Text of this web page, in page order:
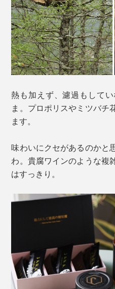
熱も加えず、濾過もして
ま。プロポリスやミツバチ
ます。
味わいにクセがあるのかと
わ。貴腐ワインのような複
はすっきり。